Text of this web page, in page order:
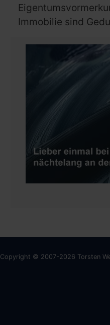
Immobilie sind
Copyright © 2007-2026 Torsten